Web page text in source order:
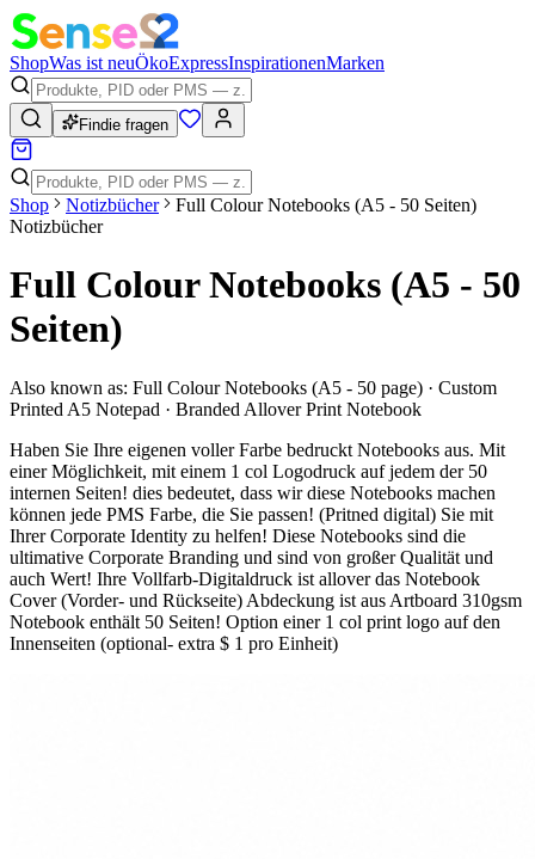
ShopWas ist neuÖkoExpressInspirationenMarken
Findie fragen
Shop Notizbücher
Full Colour Notebooks (A5 - 50 Seiten)
Notizbücher
Full Colour Notebooks (A5 - 50
Seiten)
Also known as: Full Colour Notebooks (A5 - 50 page) · Custom
Printed A5 Notepad · Branded Allover Print Notebook
Haben Sie Ihre eigenen voller Farbe bedruckt Notebooks aus. Mit
einer Möglichkeit, mit einem 1 col Logodruck auf jedem der 50
internen Seiten! dies bedeutet, dass wir diese Notebooks machen
können jede PMS Farbe, die Sie passen! (Pritned digital) Sie mit
Ihrer Corporate Identity zu helfen! Diese Notebooks sind die
ultimative Corporate Branding und sind von großer Qualität und
auch Wert! Ihre Vollfarb-Digitaldruck ist allover das Notebook
Cover (Vorder- und Rückseite) Abdeckung ist aus Artboard 310gsm
Notebook enthält 50 Seiten! Option einer 1 col print logo auf den
Innenseiten (optional- extra $ 1 pro Einheit)